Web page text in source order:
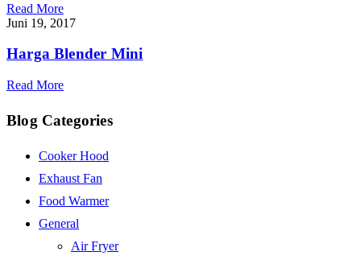
Read More
Juni 19, 2017
Harga Blender Mini
Read More
Blog Categories
Cooker Hood
Exhaust Fan
Food Warmer
General
Air Fryer